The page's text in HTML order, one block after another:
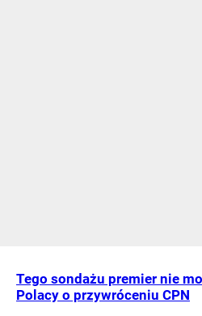
Tego sondażu premier nie
Polacy o przywróceniu CPN